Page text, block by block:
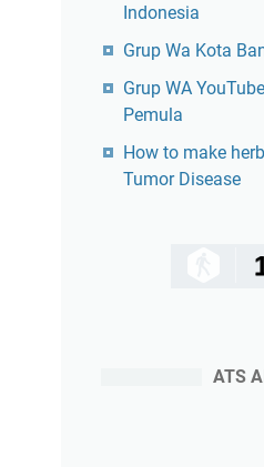
Indonesia
Grup Wa Kota
Grup WA
Pemula
How to make
Tumor Disease
ATS